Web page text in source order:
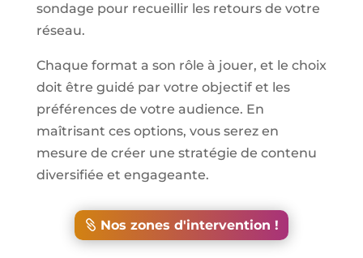
sondage pour recueillir les retours de votre
réseau.
Chaque format a son rôle à jouer, et le choix
doit être guidé par votre objectif et les
préférences de votre audience. En
maîtrisant ces options, vous serez en
mesure de créer une stratégie de contenu
diversifiée et engageante.
Nos zones d'intervention !